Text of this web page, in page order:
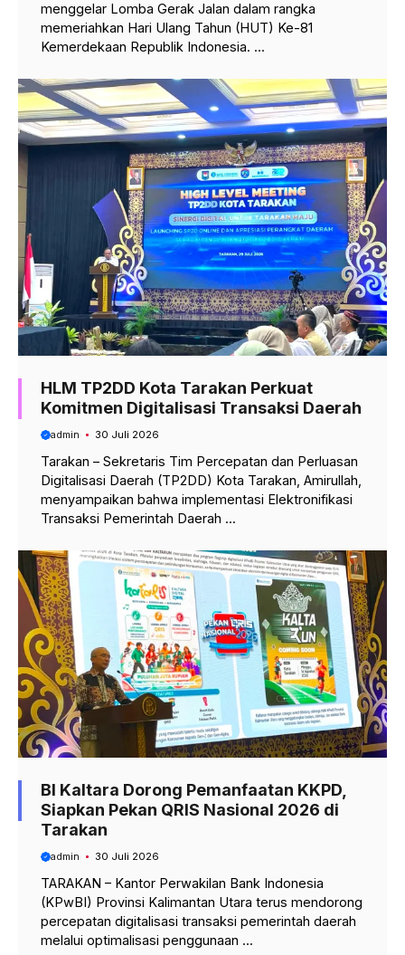
menggelar Lomba Gerak Jalan dalam rangka
memeriahkan Hari Ulang Tahun (HUT) Ke-81
Kemerdekaan Republik Indonesia. ...
HLM TP2DD Kota Tarakan Perkuat
Komitmen Digitalisasi Transaksi Daerah
admin 30 Juli 2026
Tarakan – Sekretaris Tim Percepatan dan Perluasan
Digitalisasi Daerah (TP2DD) Kota Tarakan, Amirullah,
menyampaikan bahwa implementasi Elektronifikasi
Transaksi Pemerintah Daerah ...
BI Kaltara Dorong Pemanfaatan KKPD,
Siapkan Pekan QRIS Nasional 2026 di
Tarakan
admin 30 Juli 2026
TARAKAN – Kantor Perwakilan Bank Indonesia
(KPwBI) Provinsi Kalimantan Utara terus mendorong
percepatan digitalisasi transaksi pemerintah daerah
melalui optimalisasi penggunaan ...